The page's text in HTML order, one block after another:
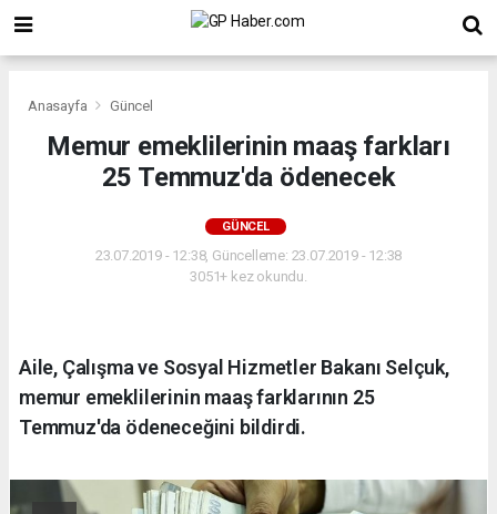
Anasayfa Güncel
Memur emeklilerinin maaş farkları
25 Temmuz'da ödenecek
GÜNCEL
23.07.2019 - 12:38, Güncelleme: 23.07.2019 - 12:38
3051+ kez okundu.
Aile, Çalışma ve Sosyal Hizmetler Bakanı Selçuk,
memur emeklilerinin maaş farklarının 25
Temmuz'da ödeneceğini bildirdi.